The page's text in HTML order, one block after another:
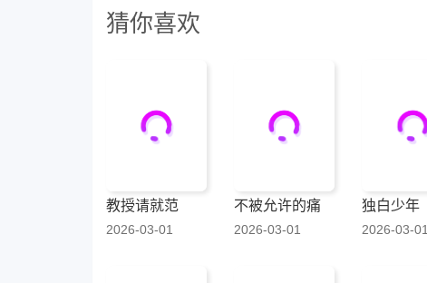
猜你喜欢
教授请就范
2026-03-01
不被允许的痛
2026-03-01
独白少年
2026-03-01